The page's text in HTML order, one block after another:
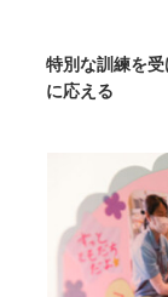
特別な訓練を
に応える